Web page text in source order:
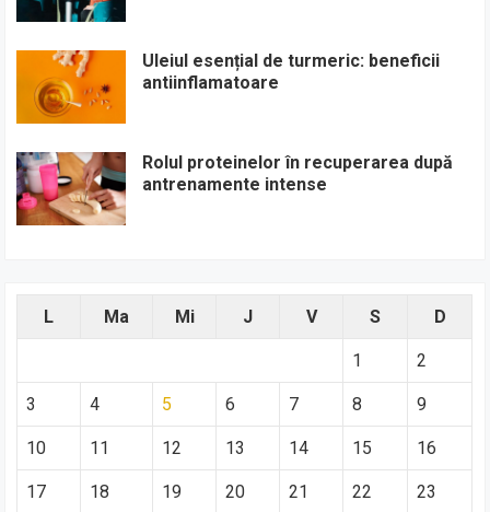
Uleiul esențial de turmeric: beneficii
antiinflamatoare
Rolul proteinelor în recuperarea după
antrenamente intense
L Ma Mi J V S D
1 2
3 4 5 6 7 8 9
10 11 12 13 14 15 16
17 18 19 20 21 22 23